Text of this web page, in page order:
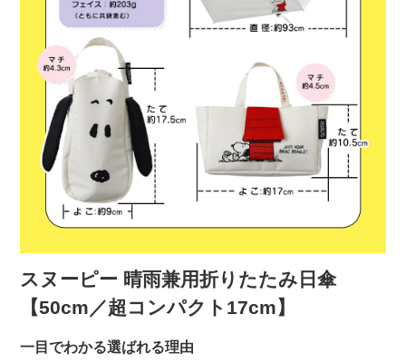
スヌーピー 晴雨兼用折りたたみ日傘
【50cm／超コンパクト17cm】
一目でわかる選ばれる理由